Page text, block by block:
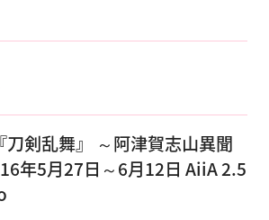
刀剣乱舞』 ～阿津賀志山異聞
年5月27日～6月12日 AiiA 2.5